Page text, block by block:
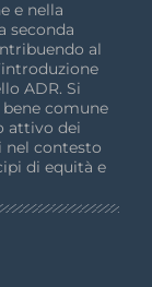
e nella
seconda
al
ADR. Si
comune
attivo dei
contesto
di equità e